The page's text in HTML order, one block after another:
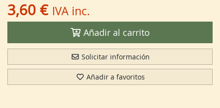
3,60 € IVA inc.
Añadir al carrito
Solicitar información
Añadir a favoritos